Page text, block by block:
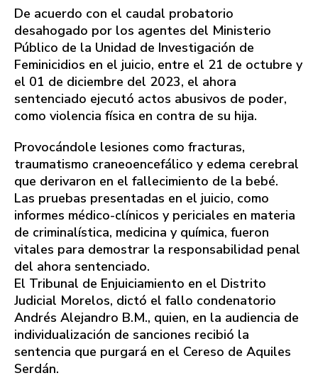
De acuerdo con el caudal probatorio
desahogado por los agentes del Ministerio
Público de la Unidad de Investigación de
Feminicidios en el juicio, entre el 21 de octubre y
el 01 de diciembre del 2023, el ahora
sentenciado ejecutó actos abusivos de poder,
como violencia física en contra de su hija.
Provocándole lesiones como fracturas,
traumatismo craneoencefálico y edema cerebral
que derivaron en el fallecimiento de la bebé.
Las pruebas presentadas en el juicio, como
informes médico-clínicos y periciales en materia
de criminalística, medicina y química, fueron
vitales para demostrar la responsabilidad penal
del ahora sentenciado.
El Tribunal de Enjuiciamiento en el Distrito
Judicial Morelos, dictó el fallo condenatorio
Andrés Alejandro B.M., quien, en la audiencia de
individualización de sanciones recibió la
sentencia que purgará en el Cereso de Aquiles
Serdán.